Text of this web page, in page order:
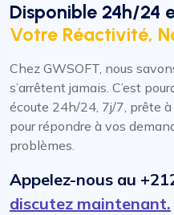
Disponible 24h/24
Votre Réactivité,
Chez GWSOFT, nous
s’arrêtent jamais. C’est
écoute 24h/24, 7j/7, prête
pour répondre à vos
problèmes.
Appelez-nous au
discutez maintenant.